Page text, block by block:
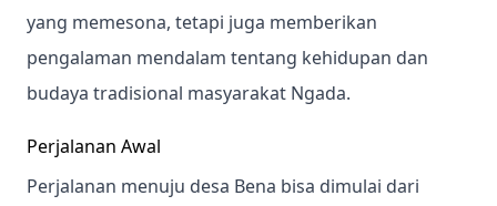
yang memesona, tetapi juga memberikan
pengalaman mendalam tentang kehidupan dan
budaya tradisional masyarakat Ngada.
Perjalanan Awal
Perjalanan menuju desa Bena bisa dimulai dari